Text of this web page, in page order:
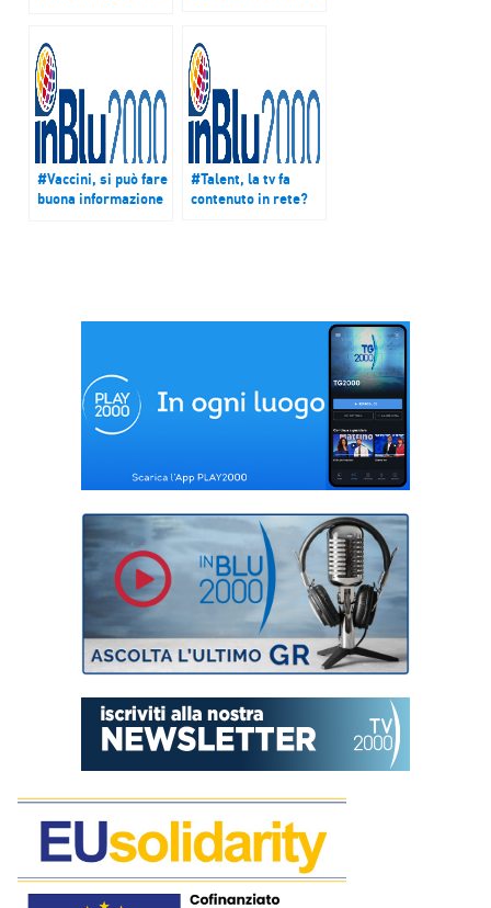
#Vaccini, si può fare
buona informazione
#Talent, la tv fa
contenuto in rete?